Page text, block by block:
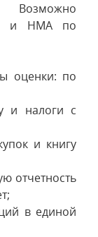
Возможно
и НМА по
оценки: по
и налоги с
и книгу
отчетность
в единой